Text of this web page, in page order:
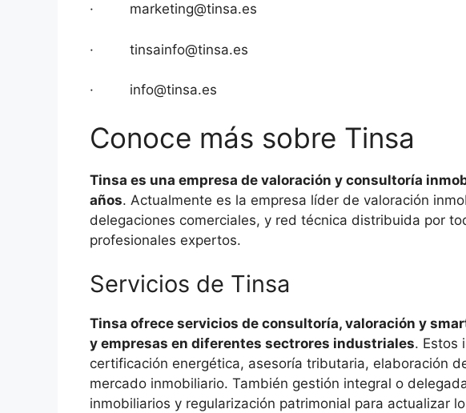
· marketing@tinsa.es
· tinsainfo@tinsa.es
· info@tinsa.es
Conoce más sobre Tinsa
Tinsa es una empresa de valoración y consultoría
años. Actualmente es la empresa líder de valoración
delegaciones comerciales, y red técnica distribuida por
profesionales expertos.
Servicios de Tinsa
Tinsa ofrece servicios de consultoría, valoración y
y empresas en diferentes sectrores industriales. Estos
certificación energética, asesoría tributaria, elaboración
mercado inmobiliario. También gestión integral o
inmobiliarios y regularización patrimonial para actualizar